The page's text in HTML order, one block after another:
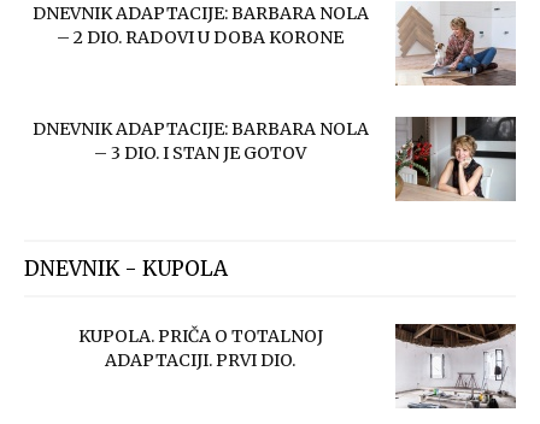
DNEVNIK ADAPTACIJE: BARBARA NOLA
– 2 DIO. RADOVI U DOBA KORONE
DNEVNIK ADAPTACIJE: BARBARA NOLA
– 3 DIO. I STAN JE GOTOV
DNEVNIK - KUPOLA
KUPOLA. PRIČA O TOTALNOJ
ADAPTACIJI. PRVI DIO.